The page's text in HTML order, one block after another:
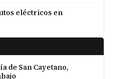
eléctricos en
de San Cayetano,